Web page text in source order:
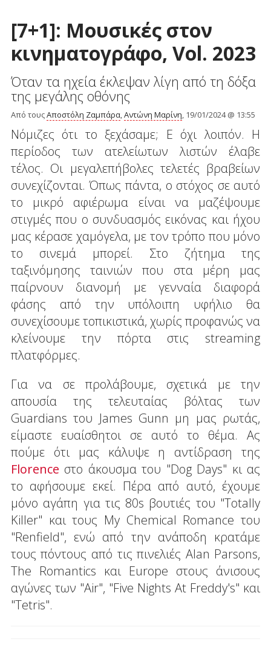
[7+1]: Μουσικές στον
κινηματογράφο, Vol. 2023
Όταν τα ηχεία έκλεψαν λίγη από τη δόξα
της μεγάλης οθόνης
Από τουςΑποστόλη Ζαμπάρα,Αντώνη Μαρίνη, 19/01/2024 @ 13:55
Νόμιζες ότι το ξεχάσαμε; Ε όχι λοιπόν. Η
περίοδος των ατελείωτων λιστών έλαβε
τέλος. Οι μεγαλεπήβολες τελετές βραβείων
συνεχίζονται. Όπως πάντα, ο στόχος σε αυτό
το μικρό αφιέρωμα είναι να μαζέψουμε
στιγμές που ο συνδυασμός εικόνας και ήχου
μας κέρασε χαμόγελα, με τον τρόπο που μόνο
το σινεμά μπορεί. Στο ζήτημα της
ταξινόμησης ταινιών που στα μέρη μας
παίρνουν διανομή με γενναία διαφορά
φάσης από την υπόλοιπη υφήλιο θα
συνεχίσουμε τοπικιστικά, χωρίς προφανώς να
κλείνουμε την πόρτα στις streaming
πλατφόρμες.
Για να σε προλάβουμε, σχετικά με την
απουσία της τελευταίας βόλτας των
Guardians του James Gunn μη μας ρωτάς,
είμαστε ευαίσθητοι σε αυτό το θέμα. Ας
πούμε ότι μας κάλυψε η αντίδραση της
Florence στο άκουσμα του "Dog Days" κι ας
το αφήσουμε εκεί. Πέρα από αυτό, έχουμε
μόνο αγάπη για τις 80s βουτιές του "Totally
Killer" και τους My Chemical Romance του
"Renfield", ενώ από την ανάποδη κρατάμε
τους πόντους από τις πινελιές Alan Parsons,
The Romantics και Europe στους άνισους
αγώνες των "Air", "Five Nights At Freddy's" και
"Tetris".